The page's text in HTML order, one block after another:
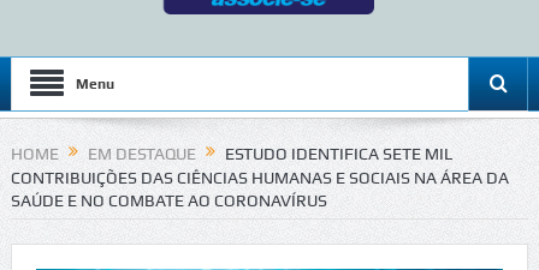
Menu
HOME EM DESTAQUE
ESTUDO IDENTIFICA SETE MIL
CONTRIBUIÇÕES DAS CIÊNCIAS HUMANAS E SOCIAIS NA ÁREA DA
SAÚDE E NO COMBATE AO CORONAVÍRUS